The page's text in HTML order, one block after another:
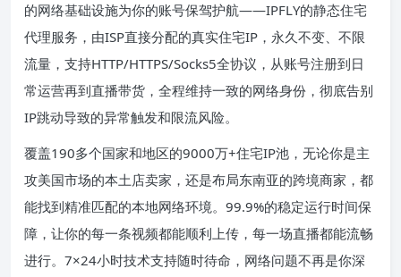
的网络基础设施为你的账号保驾护航——IPFLY的静态住宅
代理服务，由ISP直接分配的真实住宅IP，永久不变、不限
流量，支持HTTP/HTTPS/Socks5全协议，从账号注册到日
常运营再到直播带货，全程维持一致的网络身份，彻底告别
IP跳动导致的异常触发和限流风险。
覆盖190多个国家和地区的9000万+住宅IP池，无论你是主
攻美国市场的本土店卖家，还是布局东南亚的跨境商家，都
能找到精准匹配的本地网络环境。99.9%的稳定运行时间保
障，让你的每一条视频都能顺利上传，每一场直播都能流畅
进行。7×24小时技术支持随时待命，网络问题不再是你深